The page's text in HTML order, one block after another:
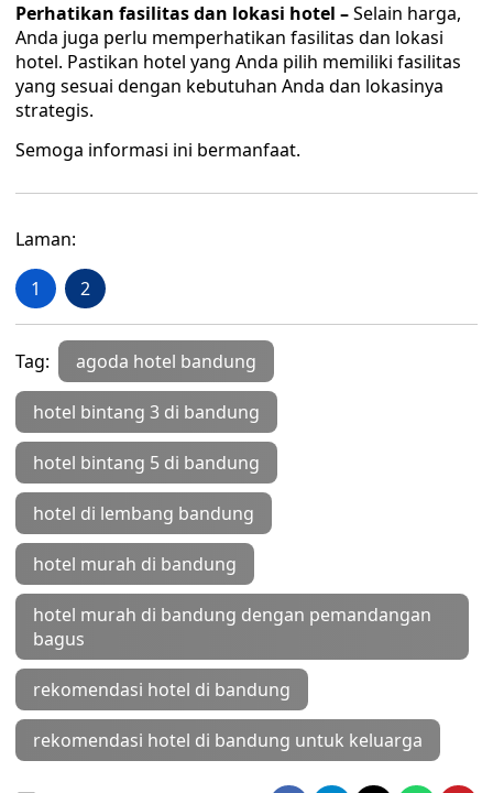
Perhatikan fasilitas dan lokasi hotel –Selain harga,
Anda juga perlu memperhatikan fasilitas dan lokasi
hotel. Pastikan hotel yang Anda pilih memiliki fasilitas
yang sesuai dengan kebutuhan Anda dan lokasinya
strategis.
Semoga informasi ini bermanfaat.
Laman:
1 2
Tag: agoda hotel bandung
hotel bintang 3 di bandung
hotel bintang 5 di bandung
hotel di lembang bandung
hotel murah di bandung
hotel murah di bandung dengan pemandangan
bagus
rekomendasi hotel di bandung
rekomendasi hotel di bandung untuk keluarga